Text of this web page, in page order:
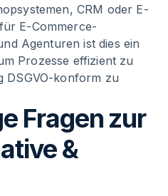
CRM oder E-
E-Commerce-
Agenturen ist dies ein
Prozesse effizient zu
DSGVO-konform zu
Fragen zur
&